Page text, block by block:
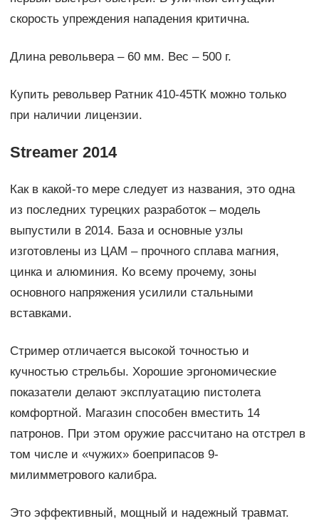
скорость упреждения нападения критична.
Длина револьвера – 60 мм. Вес – 500 г.
Купить револьвер Ратник 410-45ТК можно только
при наличии лицензии.
Streamer 2014
Как в какой-то мере следует из названия, это одна
из последних турецких разработок – модель
выпустили в 2014. База и основные узлы
изготовлены из ЦАМ – прочного сплава магния,
цинка и алюминия. Ко всему прочему, зоны
основного напряжения усилили стальными
вставками.
Стример отличается высокой точностью и
кучностью стрельбы. Хорошие эргономические
показатели делают эксплуатацию пистолета
комфортной. Магазин способен вместить 14
патронов. При этом оружие рассчитано на отстрел в
том числе и «чужих» боеприпасов 9-
милимметрового калибра.
Это эффективный, мощный и надежный травмат.